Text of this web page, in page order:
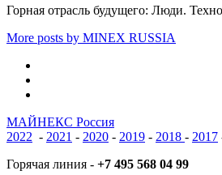
Горная отрасль будущего: Люди.
More posts by MINEX RUSSIA
МАЙНЕКС Россия
2022 - 2021 - 2020 - 2019 - 2018 - 2017
Горячая линия - +7 495 568 04 99